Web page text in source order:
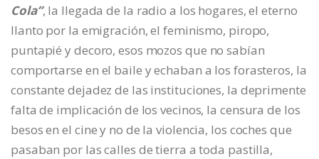
Cola”, la llegada de la radio a los hogares, el eterno
llanto por la emigración, el feminismo, piropo,
puntapié y decoro, esos mozos que no sabían
comportarse en el baile y echaban a los forasteros, la
constante dejadez de las instituciones, la deprimente
falta de implicación de los vecinos, la censura de los
besos en el cine y no de la violencia, los coches que
pasaban por las calles de tierra a toda pastilla,